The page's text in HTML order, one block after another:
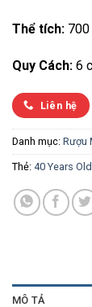
Thể tích: 700
Quy Cách: 6
Liên hệ
Danh mục: Rượu
Thẻ: 40 Years Old
MÔ TẢ